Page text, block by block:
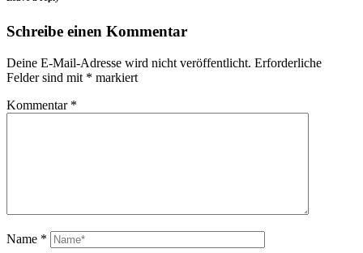
Schreibe einen Kommentar
Deine E-Mail-Adresse wird nicht veröffentlicht. Erforderliche
Felder sind mit * markiert
Kommentar *
Name *